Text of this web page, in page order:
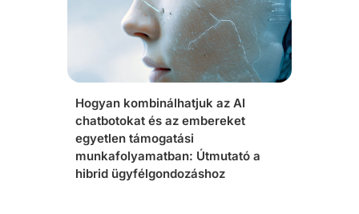
Hogyan kombinálhatjuk az AI
chatbotokat és az embereket
egyetlen támogatási
munkafolyamatban: Útmutató a
hibrid ügyfélgondozáshoz